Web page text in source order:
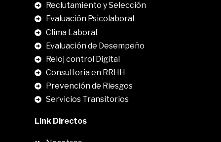
Reclutamiento y Selección
Evaluación Psicolaboral
Clima Laboral
Evaluación de Desempeño
Reloj control Digital
Consultoria en RRHH
Prevención de Riesgos
Servicios Transitorios
Link Directos